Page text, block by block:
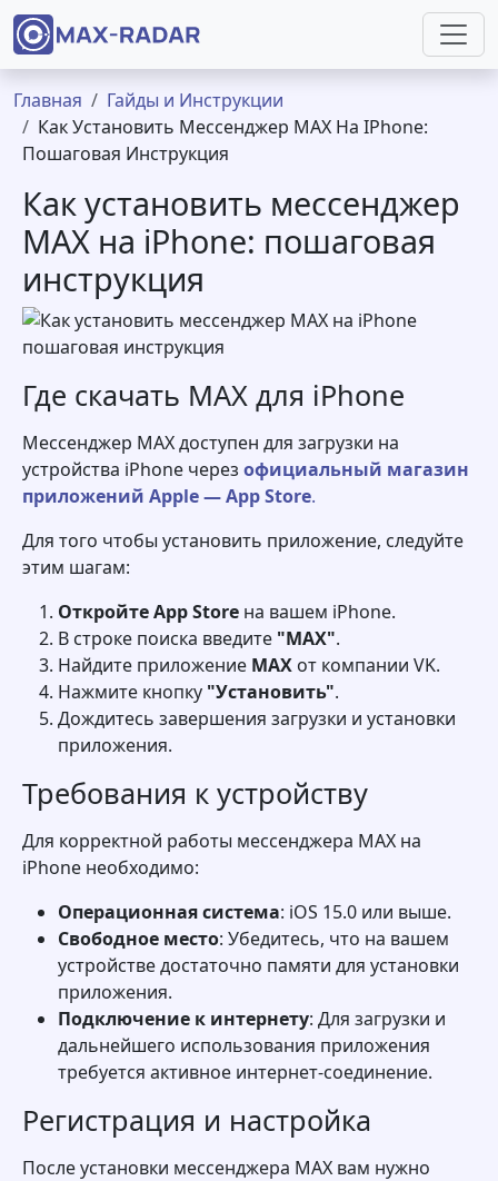
Перейти к основному содержанию
Строка навигации
Главная
Гайды и Инструкции
Как Установить Мессенджер MAX На IPhone:
Пошаговая Инструкция
Как установить мессенджер
MAX на iPhone: пошаговая
инструкция
Где скачать MAX для iPhone
Мессенджер MAX доступен для загрузки на
устройства iPhone через официальный магазин
приложений Apple — App Store.
Для того чтобы установить приложение, следуйте
этим шагам:
Откройте App Store на вашем iPhone.
В строке поиска введите "MAX".
Найдите приложение MAX от компании VK.
Нажмите кнопку "Установить".
Дождитесь завершения загрузки и установки
приложения.
Требования к устройству
Для корректной работы мессенджера MAX на
iPhone необходимо:
Операционная система: iOS 15.0 или выше.
Свободное место: Убедитесь, что на вашем
устройстве достаточно памяти для установки
приложения.
Подключение к интернету: Для загрузки и
дальнейшего использования приложения
требуется активное интернет-соединение.
Регистрация и настройка
После установки мессенджера MAX вам нужно